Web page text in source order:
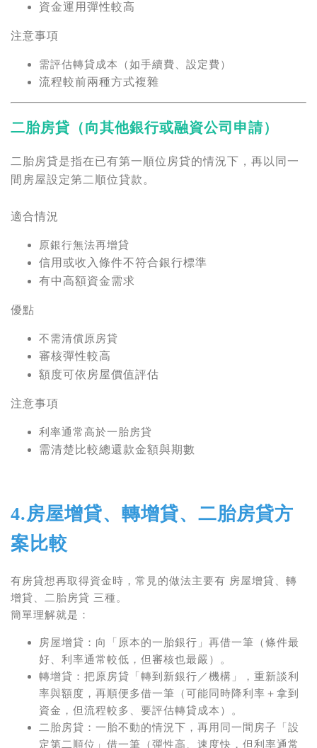
資金運用彈性較高
注意事項
需評估轉貸成本（如手續費、設定費）
流程較前兩種方式複雜
二胎房貸 （向其他銀行或融資公司申請）
二胎房貸是指在已有第一順位房貸的情況下，再以同一
間房屋設定第二順位貸款。
適合情況
原銀行無法再增貸
信用或收入條件不符合銀行標準
有中高額資金需求
優點
不需清償原房貸
審核彈性較高
額度可依房屋價值評估
注意事項
利率通常高於一胎房貸
需清楚比較總還款金額與期數
4.房屋增貸、轉增貸、二胎房貸方
案比較
有房貸想再取得資金時，常見的做法主要有 房屋增貸、轉
增貸、二胎房貸 三種。
簡單理解就是：
房屋增貸 ：向「原本的一胎銀行」再借一筆（條件最
好、利率通常較低，但審核也最嚴）。
轉增貸 ：把原房貸「轉到新銀行／機構」，重新談利
率與額度，再順便多借一筆（可能同時降利率＋拿到
資金，但流程較多、要評估轉貸成本）。
二胎房貸 ：一胎不動的情況下，再用同一間房子「設
定第二順位」借一筆（彈性高、速度快，但利率通常